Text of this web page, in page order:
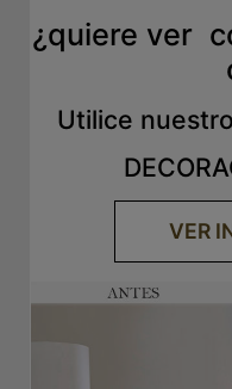
¿quiere ver
Utilice
VER